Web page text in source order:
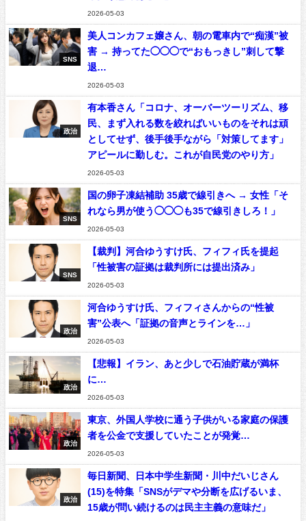
2026-05-03
SNS
美人コンカフェ嬢さん、朝の電車内で“痴漢”被
害 → 持ってた◯◯◯で“おもっきし”刺して撃
退…
2026-05-03
政治
有本香さん「コロナ、オーバーツーリズム、移
民、まず入れる数を絞ればいいものをそれは頑
としてせず、後手後手ながら「対策してます」
アピールに勤しむ。これが自民党のやり方」
2026-05-03
SNS
国の卵子凍結補助 35歳で線引きへ → 女性「そ
れなら男が使う◯◯◯も35で線引きしろ！」
2026-05-03
SNS
【裁判】河合ゆうすけ氏、フィフィ氏を提起
「性被害の証拠は裁判所には提出済み」
2026-05-03
政治
河合ゆうすけ氏、フィフィさんからの“性被
害”公表へ「証拠の音声とラインを…」
2026-05-03
政治
【悲報】イラン、あと少しで石油貯蔵が満杯
に…
2026-05-03
政治
東京、外国人学校に通う子供がいる家庭の保護
者を公金で支援していたことが発覚…
2026-05-03
政治
毎日新聞、日本中学生新聞・川中だいじさん
(15)を特集「SNSがデマや分断を広げるいま、
15歳が問い続けるのは民主主義の意味だ」